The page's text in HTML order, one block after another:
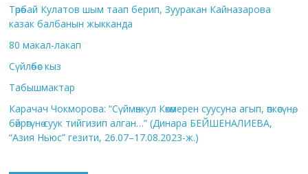
Төрөбай Кулатов шым таап берип, Зууракан Кайназарова
казак балбанын жыкканда
80 макал-лакап
Сүйлөбөс кыз
Табышмактар
Карачач Чокморова: “Сүймөнкул Көкөмерен суусуна агып, өпкөсүнө,
бөйрөгүнө суук тийгизип алган…” (Динара БЕЙШЕНАЛИЕВА,
“Азия Ньюс” гезити, 26.07–17.08.2023-ж.)